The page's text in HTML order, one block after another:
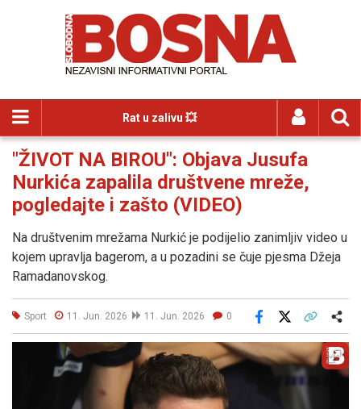
Rat u zalivu 💥
"ŽIVOT NA BIROU": Objava Jusufa
Nurkića zapalila društvene mreže,
pogledajte i zašto (VIDEO)
Na društvenim mrežama Nurkić je podijelio zanimljiv video u
kojem upravlja bagerom, a u pozadini se čuje pjesma Džeja
Ramadanovskog.
Sport 11. Jun. 2026 11. Jun. 2026 0
Facebook